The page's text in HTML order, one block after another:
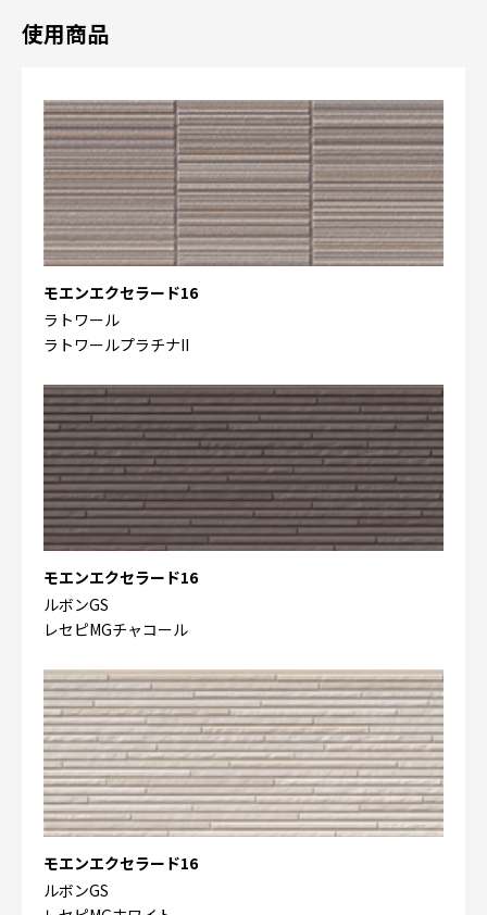
使用商品
モエンエクセラード16
ラトワール
ラトワールプラチナII
モエンエクセラード16
ルボンGS
レセピMGチャコール
モエンエクセラード16
ルボンGS